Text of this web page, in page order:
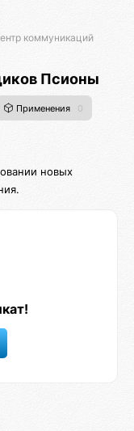
коммуникаций
Псионы
Применения 0
новых